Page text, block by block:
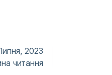
2023
читання